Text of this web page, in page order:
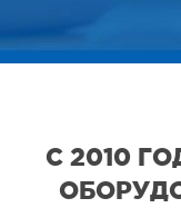
С 2010